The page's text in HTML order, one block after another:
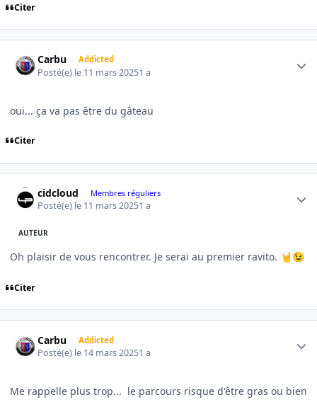
Citer
Carbu Addicted
Posté(e) le 11 mars 20251 a
oui... ça va pas être du gâteau
Citer
cidcloud Membres réguliers
Posté(e) le 11 mars 20251 a
AUTEUR
Oh plaisir de vous rencontrer. Je serai au premier ravito. 🤘 😉
Citer
Carbu Addicted
Posté(e) le 14 mars 20251 a
Me rappelle plus trop... le parcours risque d'être gras ou bien